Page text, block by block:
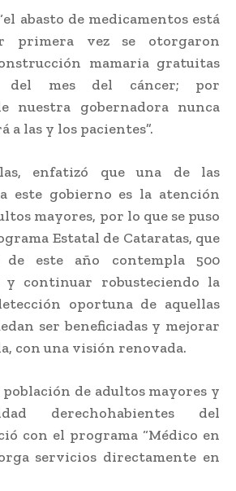
abasto de medicamentos está
primera vez se otorgaron
mamaria gratuitas
mes del cáncer; por
nuestra gobernadora nunca
a las y los pacientes”.
enfatizó que una de las
este gobierno es la atención
mayores, por lo que se puso
Estatal de Cataratas, que
este año contempla 500
y continuar robusteciendo la
oportuna de aquellas
ser beneficiadas y mejorar
con una visión renovada.
de adultos mayores y
derechohabientes del
con el programa “Médico en
servicios directamente en